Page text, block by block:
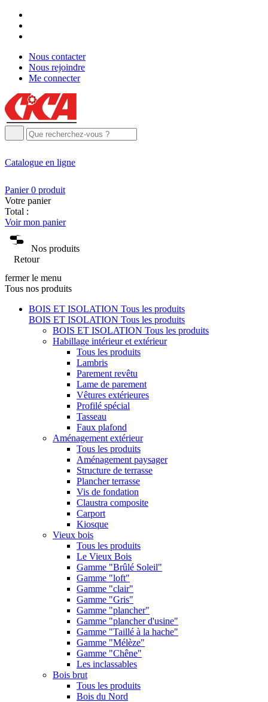
Nous contacter
Nous rejoindre
Me connecter
Catalogue en ligne
Panier 0 produit
Votre panier
Total :
Voir mon panier
Nos produits
Retour
fermer le menu
Tous nos produits
BOIS ET ISOLATION Tous les produits
BOIS ET ISOLATION Tous les produits
BOIS ET ISOLATION Tous les produits
Habillage intérieur et extérieur
Tous les produits
Lambris
Parement revêtu
Lame de parement
Vêtures extérieures
Profilé spécial
Tasseau
Faux plafond
Aménagement extérieur
Tous les produits
Aménagement paysager
Structure de terrasse
Plancher terrasse
Vis de fondation
Claustra composite
Carport
Kiosque
Vieux bois
Tous les produits
Le Vieux Bois
Gamme "Brûlé Soleil"
Gamme "loft"
Gamme "clair"
Gamme "Gris"
Gamme "plancher"
Gamme "plancher d'usine"
Gamme "Taillé à la hache"
Gamme "Mélèze"
Gamme "Chêne"
Les inclassables
Bois brut
Tous les produits
Bois du Nord